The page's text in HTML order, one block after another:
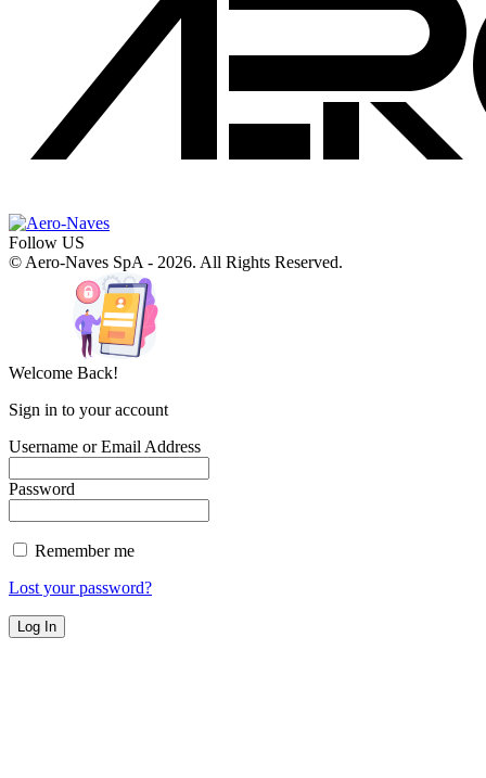
Follow US
© Aero-Naves SpA - 2026. All Rights Reserved.
Welcome Back!
Sign in to your account
Username or Email Address
Password
Remember me
Lost your password?